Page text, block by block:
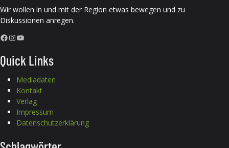
Wir wollen in und mit der Region etwas bewegen und zu
Diskussionen anregen.
Facebook InstagramYouTube
Quick Links
Mediadaten
Kontakt
Verlag
Impressum
Datenschutzerklärung